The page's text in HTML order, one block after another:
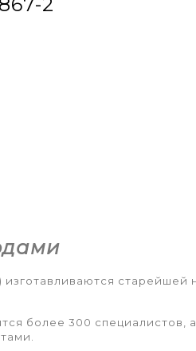
старейшей
более 300 специалистов,